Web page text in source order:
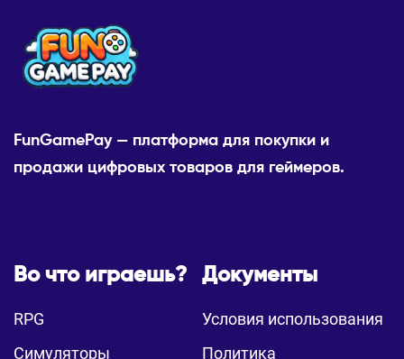
FunGamePay — платформа для покупки и
продажи цифровых товаров для геймеров.
Во что играешь?
RPG
Симуляторы
Документы
Условия использования
Политика